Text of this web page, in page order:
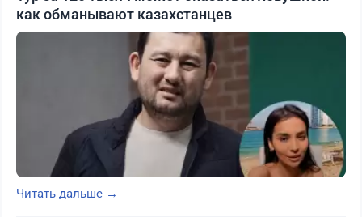
как обманывают казахстанцев
Читать дальше →